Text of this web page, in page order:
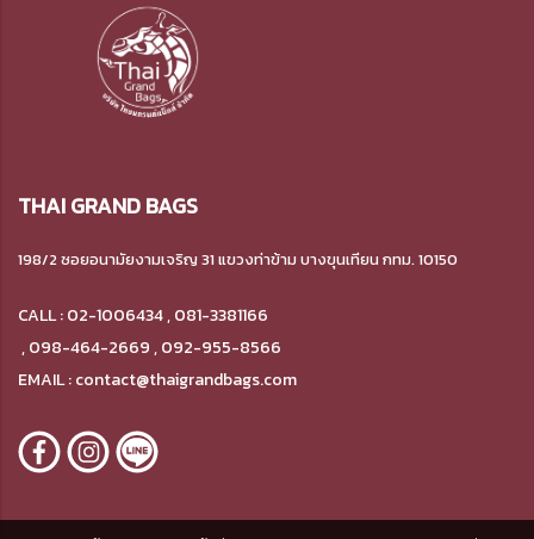
THAI GRAND BAGS
198/2 ซอยอนามัยงามเจริญ 31 แขวงท่าข้าม บางขุนเทียน กทม. 10150
CALL : 02-1006434 , 081-3381166
,098-464-2669 , 092-955-8566
EMAIL : contact@thaigrandbags.com